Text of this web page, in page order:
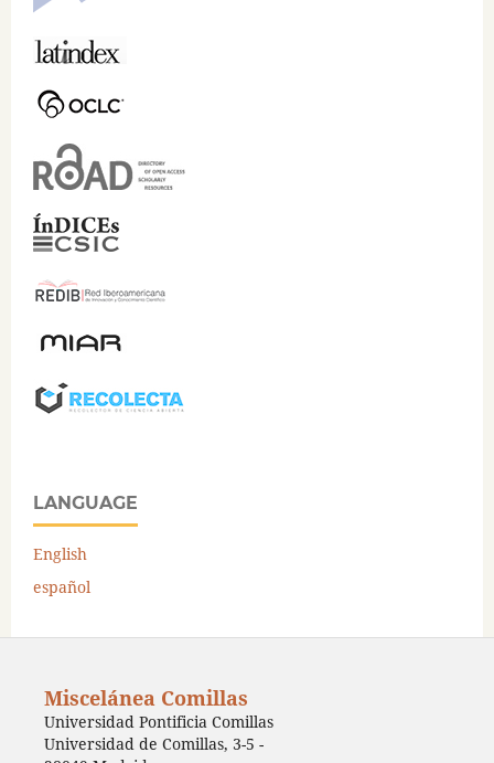
LANGUAGE
English
español
Miscelánea Comillas
Universidad Pontificia Comillas
Universidad de Comillas, 3-5 -